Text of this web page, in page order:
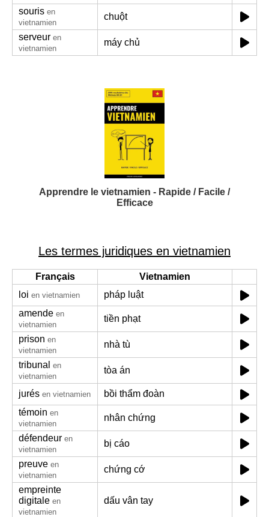
souris en
vietnamien
chuột
serveur en
vietnamien
máy chủ
Apprendre le vietnamien - Rapide / Facile /
Efficace
Les termes juridiques en vietnamien
Français
Vietnamien
loi en vietnamien
pháp luật
amende en
vietnamien
tiền phạt
prison en
vietnamien
nhà tù
tribunal en
vietnamien
tòa án
jurés en vietnamien
bồi thẩm đoàn
témoin en
vietnamien
nhân chứng
défendeur en
vietnamien
bị cáo
preuve en
vietnamien
chứng cớ
empreinte
digitale en
vietnamien
dấu vân tay